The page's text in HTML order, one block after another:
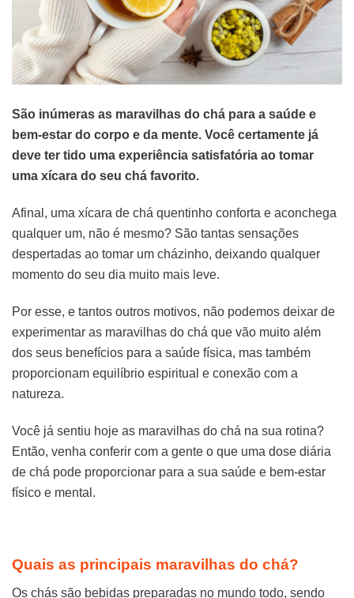
São inúmeras as maravilhas do chá para a saúde e
bem-estar do corpo e da mente. Você certamente já
deve ter tido uma experiência satisfatória ao tomar
uma xícara do seu chá favorito.
Afinal, uma xícara de chá quentinho conforta e aconchega
qualquer um, não é mesmo? São tantas sensações
despertadas ao tomar um cházinho, deixando qualquer
momento do seu dia muito mais leve.
Por esse, e tantos outros motivos, não podemos deixar de
experimentar as maravilhas do chá que vão muito além
dos seus benefícios para a saúde física, mas também
proporcionam equilíbrio espiritual e conexão com a
natureza.
Você já sentiu hoje as maravilhas do chá na sua rotina?
Então, venha conferir com a gente o que uma dose diária
de chá pode proporcionar para a sua saúde e bem-estar
físico e mental.
Quais as principais maravilhas do chá?
Os chás são bebidas preparadas no mundo todo, sendo